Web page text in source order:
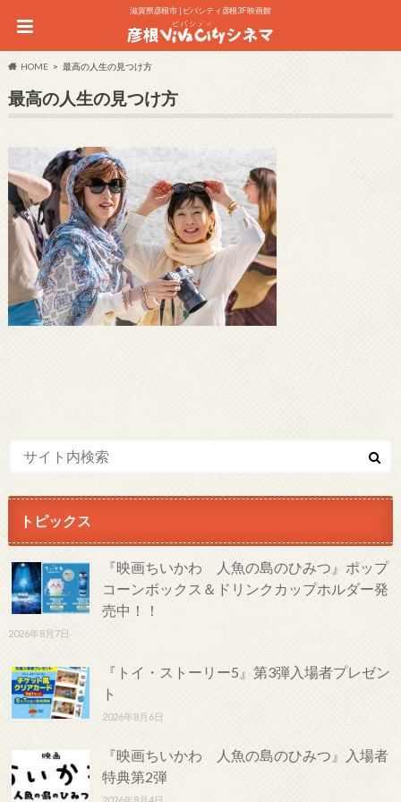
滋賀県彦根市 | ビバシティ彦根3F 映画館
HOME 最高の人生の見つけ方
最高の人生の見つけ方
トピックス
『映画ちいかわ 人魚の島のひみつ』ポップ
コーンボックス＆ドリンクカップホルダー発
売中！！
2026年8月7日
『トイ・ストーリー5』第3弾入場者プレゼン
ト
2026年8月6日
『映画ちいかわ 人魚の島のひみつ』入場者
特典第2弾